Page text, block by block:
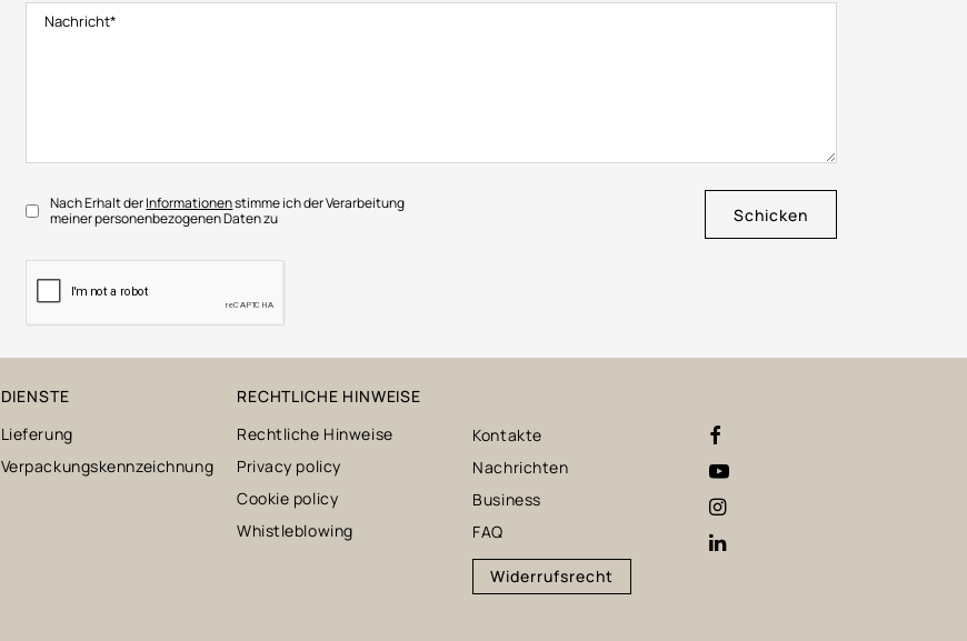
Nach Erhalt derInformationenstimme ich der Verarbeitung
meiner personenbezogenen Daten zu
Schicken
DIENSTE
Lieferung
Verpackungskennzeichnung
RECHTLICHE HINWEISE
Rechtliche Hinweise
Privacy policy
Cookie policy
Whistleblowing
Kontakte
Nachrichten
Business
FAQ
Widerrufsrecht